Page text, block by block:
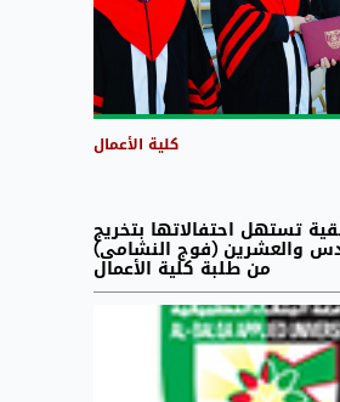
كلية الأعمال
تستهل احتفالاتها بتخريج
والعشرين (فوج النشامى)
من طلبة كلية الأعمال